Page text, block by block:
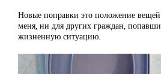
Новые поправки это положение
меня, ни для других граждан,
жизненную ситуацию.